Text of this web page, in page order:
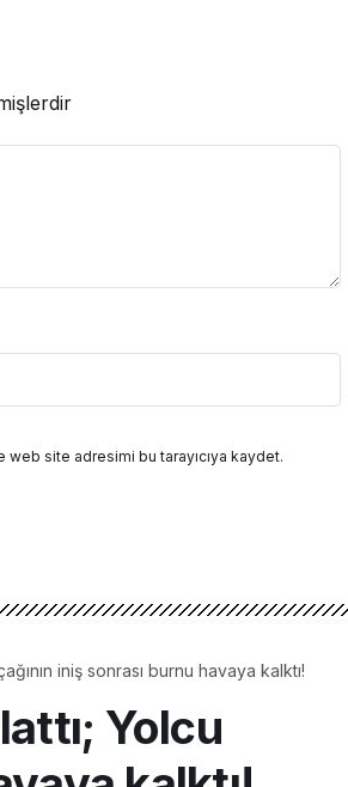
web site adresimi bu tarayıcıya kaydet.
iniş sonrası burnu havaya kalktı!
Yolcu